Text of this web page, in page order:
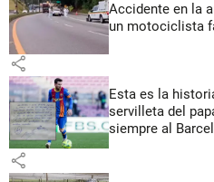
Accidente en la
un motociclista
share
Esta es la
servilleta del
siempre al
share